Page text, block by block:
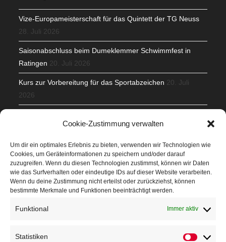
Cookie-Zustimmung verwalten
Um dir ein optimales Erlebnis zu bieten, verwenden wir Technologien wie
Cookies, um Geräteinformationen zu speichern und/oder darauf
zuzugreifen. Wenn du diesen Technologien zustimmst, können wir Daten
wie das Surfverhalten oder eindeutige IDs auf dieser Website verarbeiten.
Wenn du deine Zustimmung nicht erteilst oder zurückziehst, können
bestimmte Merkmale und Funktionen beeinträchtigt werden.
Funktional Immer aktiv
Statistiken
Vize-Europameisterschaft für das Quintett der TG Neuss
28. Juli 2026
Saisonabschluss beim Dumeklemmer Schwimmfest in
Ratingen 20. Juli 2026
Kurs zur Vorbereitung für das Sportabzeichen 20. Juli
2026
Veranstaltungen
Höffner Run